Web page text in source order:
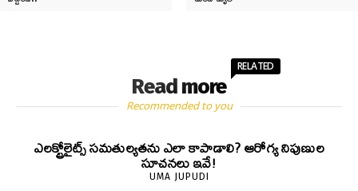
Read more
RELATED
Recommended to you
ఎలక్ట్రోలైట్స్ సమతుల్యతను ఎలా కాపాడాలి? ఆరోగ్య నిపుణుల
సూచనలు ఇవే!
UMA JUPUDI